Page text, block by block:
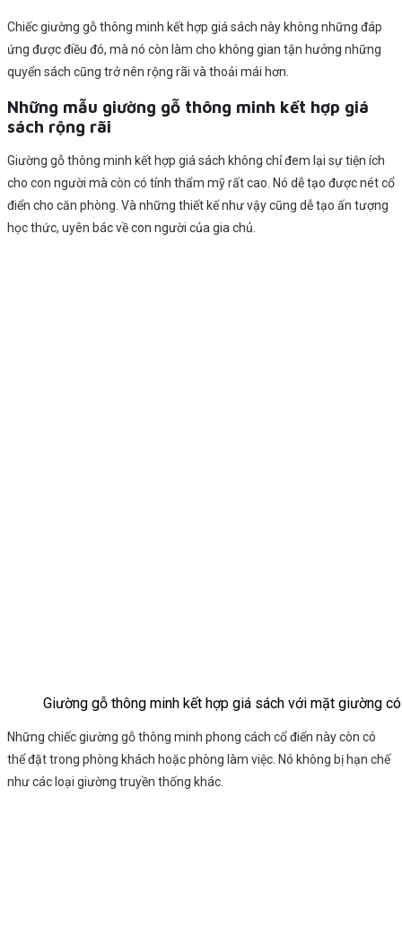
Chiếc giường gỗ thông minh kết hợp giá sách này không những đáp
ứng được điều đó, mà nó còn làm cho không gian tận hưởng những
quyển sách cũng trở nên rộng rãi và thoải mái hơn.
Những mẫu giường gỗ thông minh kết hợp giá
sách rộng rãi
Giường gỗ thông minh kết hợp giá sách không chỉ đem lại sự tiện ích
cho con người mà còn có tính thẩm mỹ rất cao. Nó dễ tạo được nét cổ
điển cho căn phòng. Và những thiết kế như vậy cũng dễ tạo ấn tượng
học thức, uyên bác về con người của gia chủ.
Giường gỗ thông minh kết hợp giá sách với mặt giường
Những chiếc giường gỗ thông minh phong cách cổ điển này còn có
thể đặt trong phòng khách hoặc phòng làm việc. Nó không bị hạn chế
như các loại giường truyền thống khác.